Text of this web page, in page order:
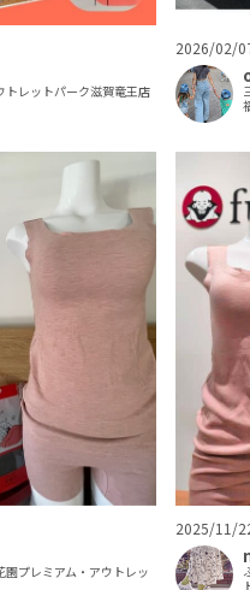
トレットパーク滋賀竜王店
2026/02/
園プレミアム・アウトレッ
2025/11/